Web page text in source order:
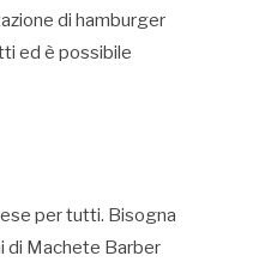
di hamburger
ed è possibile
per tutti. Bisogna
di Machete Barber